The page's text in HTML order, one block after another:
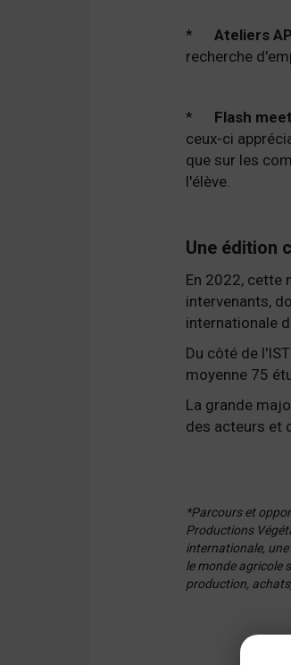
* Ateliers
recherche
* Flash
ceux-ci
que sur les
l'élève.
Une édition
En 2022, cette
intervenants,
internationale
Du côté de
moyenne 75
La grande
des acteurs et
*Parcours et
Productions
internationale,
le monde agricole
production,